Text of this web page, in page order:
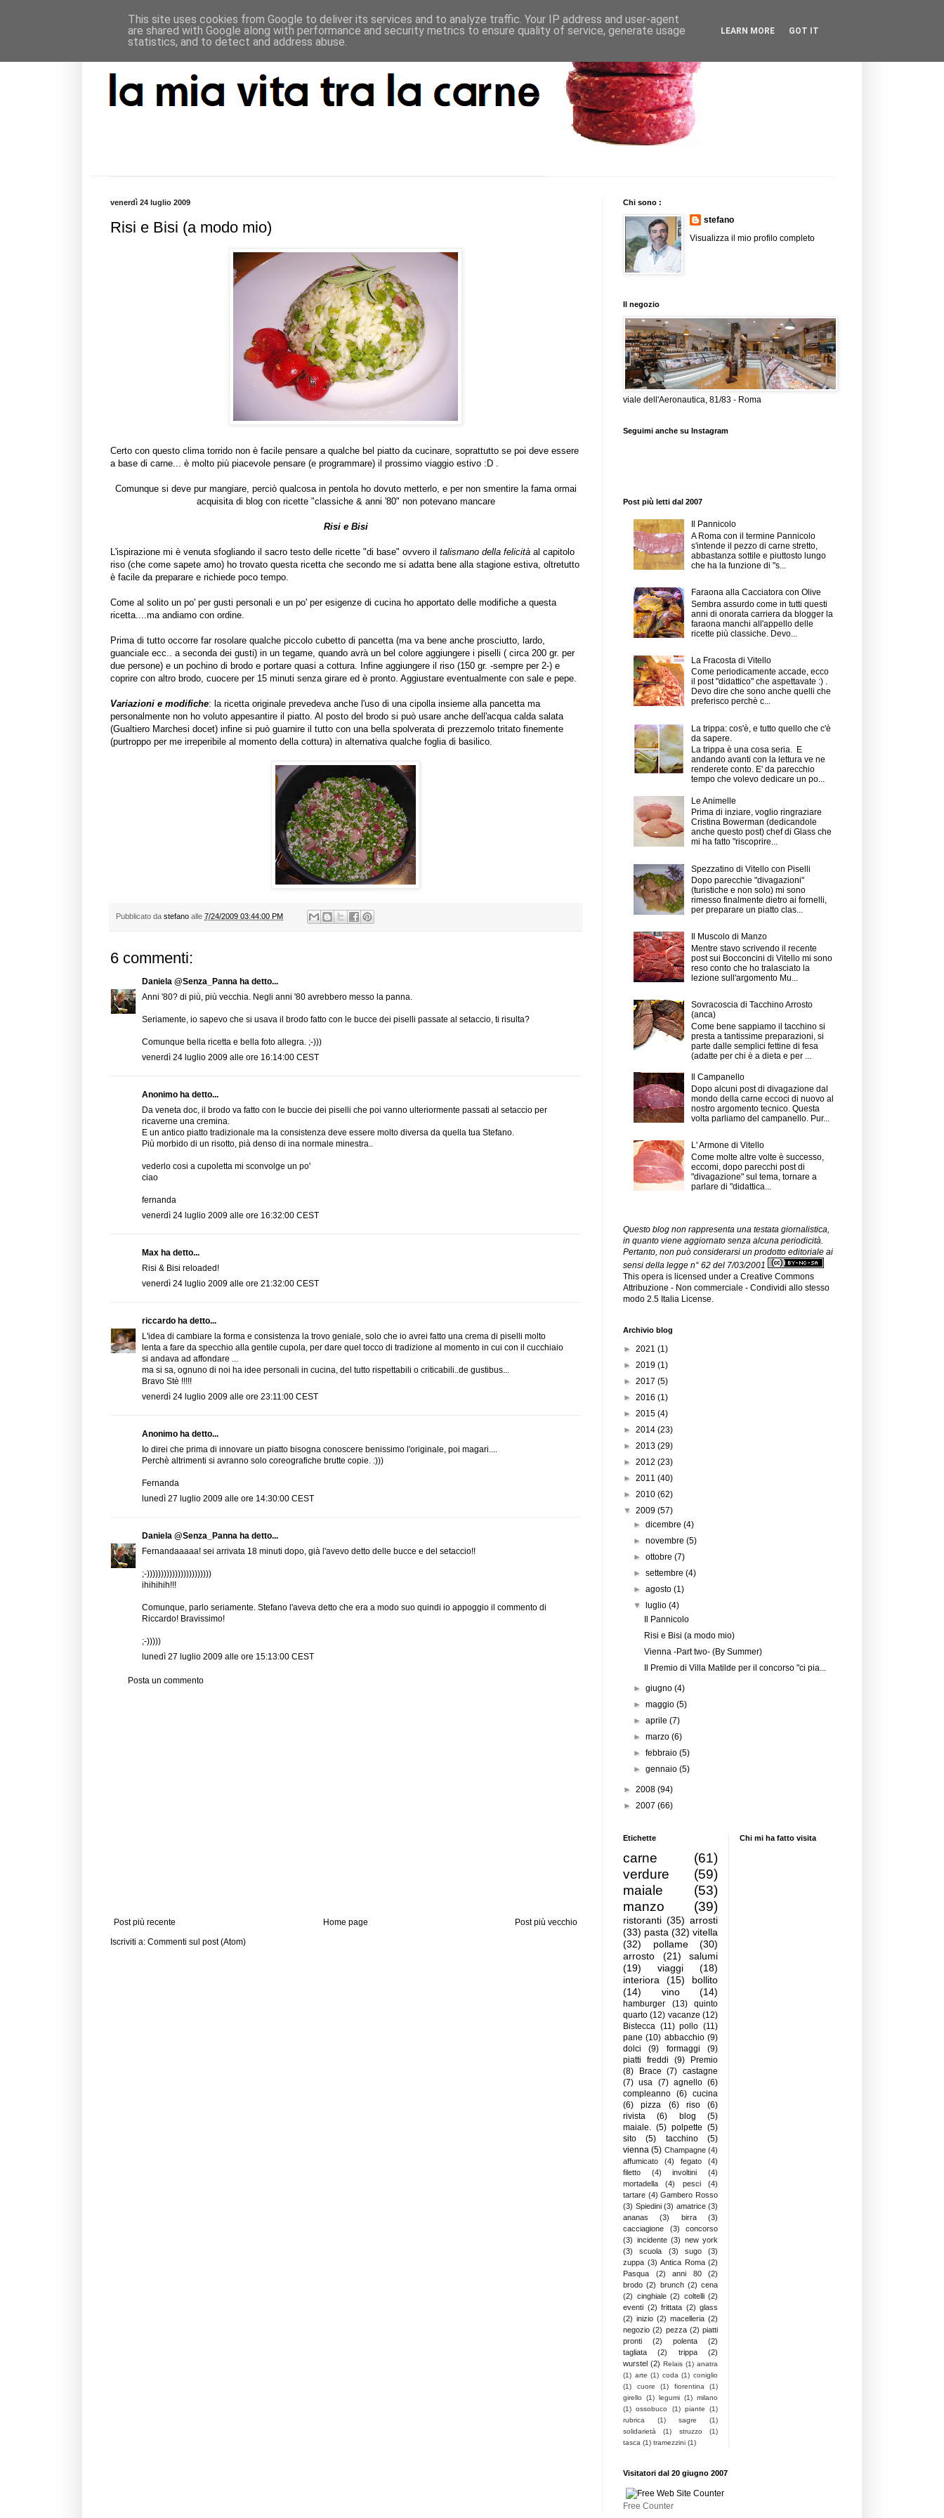
venerdì 24 luglio 2009
Risi e Bisi (a modo mio)
Certo con questo clima torrido non è facile pensare a qualche bel piatto da cucinare, soprattutto se poi deve essere
a base di carne... è molto più piacevole pensare (e programmare) il prossimo viaggio estivo :D .
Comunque si deve pur mangiare, perciò qualcosa in pentola ho dovuto metterlo, e per non smentire la fama ormai
acquisita di blog con ricette "classiche & anni '80" non potevano mancare
Risi e Bisi
L'ispirazione mi è venuta sfogliando il sacro testo delle ricette "di base" ovvero il talismano della felicità al capitolo
riso (che come sapete amo) ho trovato questa ricetta che secondo me si adatta bene alla stagione estiva, oltretutto
è facile da preparare e richiede poco tempo.
Come al solito un po' per gusti personali e un po' per esigenze di cucina ho apportato delle modifiche a questa
ricetta....ma andiamo con ordine.
Prima di tutto occorre far rosolare qualche piccolo cubetto di pancetta (ma va bene anche prosciutto, lardo,
guanciale ecc.. a seconda dei gusti) in un tegame, quando avrà un bel colore aggiungere i piselli ( circa 200 gr. per
due persone) e un pochino di brodo e portare quasi a cottura. Infine aggiungere il riso (150 gr. -sempre per 2-) e
coprire con altro brodo, cuocere per 15 minuti senza girare ed è pronto. Aggiustare eventualmente con sale e pepe.
Variazioni e modifiche: la ricetta originale prevedeva anche l'uso di una cipolla insieme alla pancetta ma
personalmente non ho voluto appesantire il piatto. Al posto del brodo si può usare anche dell'acqua calda salata
(Gualtiero Marchesi docet) infine si può guarnire il tutto con una bella spolverata di prezzemolo tritato finemente
(purtroppo per me irreperibile al momento della cottura) in alternativa qualche foglia di basilico.
Pubblicato da stefano alle 7/24/2009 03:44:00 PM
6 commenti:
Daniela @Senza_Panna ha detto...
Anni '80? di più, più vecchia. Negli anni '80 avrebbero messo la panna.
Seriamente, io sapevo che si usava il brodo fatto con le bucce dei piselli passate al setaccio, ti risulta?
Comunque bella ricetta e bella foto allegra. ;-)))
venerdì 24 luglio 2009 alle ore 16:14:00 CEST
Anonimo ha detto...
Da veneta doc, il brodo va fatto con le buccie dei piselli che poi vanno ulteriormente passati al setaccio per
ricaverne una cremina.
E un antico piatto tradizionale ma la consistenza deve essere molto diversa da quella tua Stefano.
Più morbido di un risotto, pià denso di ina normale minestra..
vederlo cosi a cupoletta mi sconvolge un po'
ciao
fernanda
venerdì 24 luglio 2009 alle ore 16:32:00 CEST
Max ha detto...
Risi & Bisi reloaded!
venerdì 24 luglio 2009 alle ore 21:32:00 CEST
riccardo ha detto...
L'idea di cambiare la forma e consistenza la trovo geniale, solo che io avrei fatto una crema di piselli molto
lenta a fare da specchio alla gentile cupola, per dare quel tocco di tradizione al momento in cui con il cucchiaio
si andava ad affondare ...
ma si sa, ognuno di noi ha idee personali in cucina, del tutto rispettabili o criticabili..de gustibus...
Bravo Stè !!!!!
venerdì 24 luglio 2009 alle ore 23:11:00 CEST
Anonimo ha detto...
Io direi che prima di innovare un piatto bisogna conoscere benissimo l'originale, poi magari....
Perchè altrimenti si avranno solo coreografiche brutte copie. :)))
Fernanda
lunedì 27 luglio 2009 alle ore 14:30:00 CEST
Daniela @Senza_Panna ha detto...
Fernandaaaaa! sei arrivata 18 minuti dopo, già l'avevo detto delle bucce e del setaccio!!
;-)))))))))))))))))))))))
ihihihih!!!
Comunque, parlo seriamente. Stefano l'aveva detto che era a modo suo quindi io appoggio il commento di
Riccardo! Bravissimo!
;-)))))
lunedì 27 luglio 2009 alle ore 15:13:00 CEST
Posta un commento
Post più recente Post più vecchio
Home page
Iscriviti a: Commenti sul post (Atom)
Chi sono :
stefano
Visualizza il mio profilo completo
Il negozio
viale dell'Aeronautica, 81/83 - Roma
Seguimi anche su Instagram
Post più letti dal 2007
Il Pannicolo
A Roma con il termine Pannicolo
s'intende il pezzo di carne stretto,
abbastanza sottile e piuttosto lungo
che ha la funzione di "s...
Faraona alla Cacciatora con Olive
Sembra assurdo come in tutti questi
anni di onorata carriera da blogger la
faraona manchi all'appello delle
ricette più classiche. Devo...
La Fracosta di Vitello
Come periodicamente accade, ecco
il post "didattico" che aspettavate :) .
Devo dire che sono anche quelli che
preferisco perchè c...
La trippa: cos'è, e tutto quello che c'è
da sapere.
La trippa è una cosa seria. E
andando avanti con la lettura ve ne
renderete conto. E' da parecchio
tempo che volevo dedicare un po...
Le Animelle
Prima di inziare, voglio ringraziare
Cristina Bowerman (dedicandole
anche questo post) chef di Glass che
mi ha fatto "riscoprire...
Spezzatino di Vitello con Piselli
Dopo parecchie "divagazioni"
(turistiche e non solo) mi sono
rimesso finalmente dietro ai fornelli,
per preparare un piatto clas...
Il Muscolo di Manzo
Mentre stavo scrivendo il recente
post sui Bocconcini di Vitello mi sono
reso conto che ho tralasciato la
lezione sull'argomento Mu...
Sovracoscia di Tacchino Arrosto
(anca)
Come bene sappiamo il tacchino si
presta a tantissime preparazioni, si
parte dalle semplici fettine di fesa
(adatte per chi è a dieta e per ...
Il Campanello
Dopo alcuni post di divagazione dal
mondo della carne eccoci di nuovo al
nostro argomento tecnico. Questa
volta parliamo del campanello. Pur...
L' Armone di Vitello
Come molte altre volte è successo,
eccomi, dopo parecchi post di
"divagazione" sul tema, tornare a
parlare di "didattica...
Questo blog non rappresenta una testata giornalistica,
in quanto viene aggiornato senza alcuna periodicità.
Pertanto, non può considerarsi un prodotto editoriale ai
sensi della legge n° 62 del 7/03/2001
This opera is licensed under a Creative Commons
Attribuzione - Non commerciale - Condividi allo stesso
modo 2.5 Italia License
Archivio blog
► 2021 (1)
► 2019 (1)
► 2017 (5)
► 2016 (1)
► 2015 (4)
► 2014 (23)
► 2013 (29)
► 2012 (23)
► 2011 (40)
► 2010 (62)
▼ 2009 (57)
►dicembre(4)
►novembre(5)
►ottobre(7)
►settembre(4)
►agosto(1)
▼luglio(4)
Il Pannicolo
Risi e Bisi (a modo mio)
Vienna -Part two- (By Summer)
Il Premio di Villa Matilde per il concorso "ci pia...
►giugno(4)
►maggio(5)
►aprile(7)
►marzo(6)
►febbraio(5)
►gennaio(5)
► 2008 (94)
► 2007 (66)
Etichette
carne
(61)
verdure
(59)
maiale
(53)
manzo
(39)
ristoranti (35) arrosti
(33) pasta (32) vitella
(32)
pollame
(30)
arrosto
(21)
salumi
(19)
viaggi
(18)
interiora
(15)
bollito
(14)
vino (14)
hamburger (13)
quinto
quarto (12) vacanze (12)
Bistecca (11) pollo (11)
pane (10) abbacchio (9)
dolci
(9) formaggi
(9)
piatti freddi
(9)
Premio
(8)
Brace (7) castagne
(7) usa (7) agnello (6)
compleanno (6) cucina
(6)
pizza (6) riso
(6)
rivista
(6) blog
(5)
maiale.
(5) polpette (5)
sito
(5) tacchino
(5)
vienna (5) Champagne (4)
affumicato
(4) fegato
(4)
filetto
(4) involtini
(4)
mortadella
(4) pesci
(4)
tartare (4) Gambero Rosso
(3) Spiedini (3) amatrice (3)
ananas
(3) birra
(3)
cacciagione
(3)
concorso
(3) incidente (3) new york
(3)
scuola (3) sugo
(3)
zuppa (3) Antica Roma (2)
Pasqua
(2) anni 80
(2)
brodo (2) brunch (2) cena
(2) cinghiale (2) coltelli (2)
eventi (2) frittata (2) glass
(2) inizio (2) macelleria (2)
negozio (2) pezza (2) piatti
pronti
(2) polenta
(2)
tagliata
(2) trippa
(2)
wurstel (2) Relais (1) anatra
(1) arte (1) coda (1) coniglio
(1)
cuore (1) fiorentina
(1)
girello
(1) legumi (1) milano
(1) ossobuco (1) piante
(1)
rubrica
(1) sagre
(1)
solidarietà
(1) struzzo
(1)
tasca (1) tramezzini (1)
Chi mi ha fatto visita
Visitatori dal 20 giugno 2007
Free Counter
This site uses cookies from Google to deliver its services and to analyze traffic. Your IP address and user-agent
are shared with Google along with performance and security metrics to ensure quality of service, generate usage
statistics, and to detect and address abuse.
LEARN MORE GOT IT